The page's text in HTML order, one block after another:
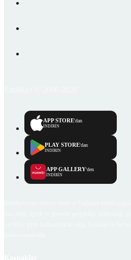
APP STORE'dan
İNDİRİN
PLAY STORE'dan
İNDİRİN
APP GALLERY'den
İNDİRİN